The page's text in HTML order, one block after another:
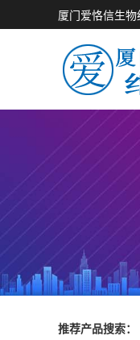
厦门爱恪信生
推荐产品搜索：